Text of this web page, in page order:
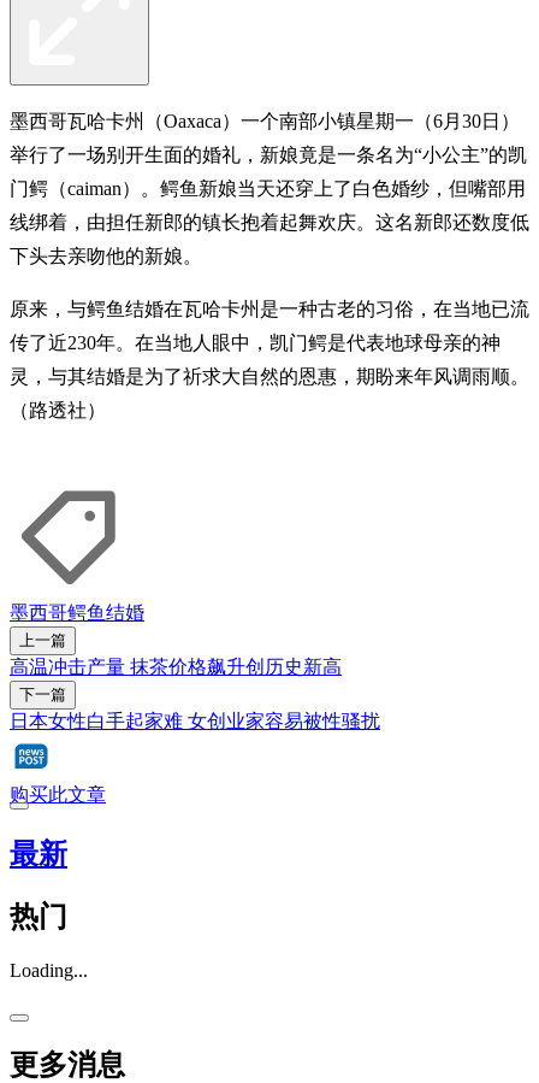
墨西哥瓦哈卡州（Oaxaca）一个南部小镇星期一（6月30日）
举行了一场别开生面的婚礼，新娘竟是一条名为“小公主”的凯
门鳄（caiman）。鳄鱼新娘当天还穿上了白色婚纱，但嘴部用
线绑着，由担任新郎的镇长抱着起舞欢庆。这名新郎还数度低
下头去亲吻他的新娘。
原来，与鳄鱼结婚在瓦哈卡州是一种古老的习俗，在当地已流
传了近230年。在当地人眼中，凯门鳄是代表地球母亲的神
灵，与其结婚是为了祈求大自然的恩惠，期盼来年风调雨顺。
（路透社）
墨西哥鳄鱼结婚
上一篇
高温冲击产量 抹茶价格飙升创历史新高
下一篇
日本女性白手起家难 女创业家容易被性骚扰
购买此文章
最新
热门
Loading...
更多消息